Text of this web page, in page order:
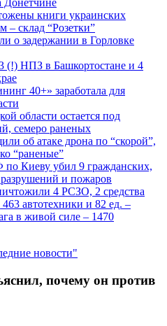
книги украинских
– склад “Розетки”
о задержании в Горловке
(!) НПЗ в Башкортостане и 4
40+» заработала для
области остается под
семеро раненых
об атаке дрона по “скорой”,
“раненые”
по Киеву убил 9 гражданских,
и пожаров
4 РСЗО, 2 средства
автотехники и 82 ед. –
в живой силе – 1470
новости"
почему он против